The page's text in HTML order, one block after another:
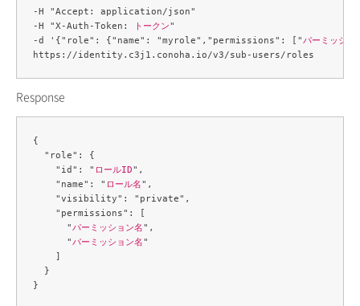
-H "Accept: application/json"
-H "X-Auth-Token:
トークン"
-d '{"role": {"name": "myrole","permissions": [" パーミッショ
Response
{
  "role": {
    "id": "
ロールID",
    "name": "
ロール名",
    "visibility": "private",
    "permissions": [
      "
パーミッション名",
      "
パーミッション名"
    ]
  }